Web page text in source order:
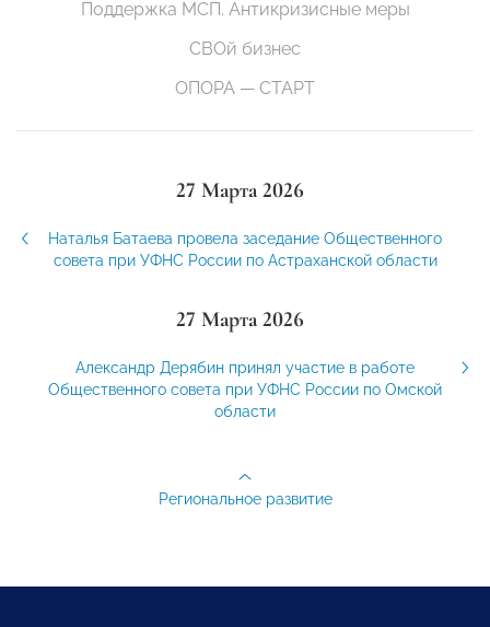
Поддержка МСП. Антикризисные меры
СВОй бизнес
ОПОРА — СТАРТ
27 Марта 2026
Наталья Батаева провела заседание Общественного
совета при УФНС России по Астраханской области
27 Марта 2026
Александр Дерябин принял участие в работе
Общественного совета при УФНС России по Омской
области
Региональное развитие